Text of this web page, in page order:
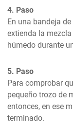
4. Paso
En una bandeja
extienda la
húmedo durante
5. Paso
Para comprobar
pequeño trozo de
entonces, en ese
terminado.